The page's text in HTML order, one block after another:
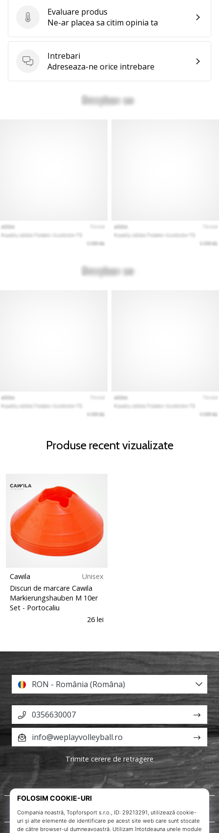
Evaluare produs
Evaluare produs
Ne-ar placea sa citim opinia ta
Intrebari
Intrebari
Adreseaza-ne orice intrebare
Produse recent vizualizate
Cawila
Unisex
Discuri de marcare Cawila
Markierungshauben M 10er
Set - Portocaliu
26 lei
Despre noi
RON - România (Româna)
0356630007
info@weplayvolleyball.ro
Trimite cerere de retragere